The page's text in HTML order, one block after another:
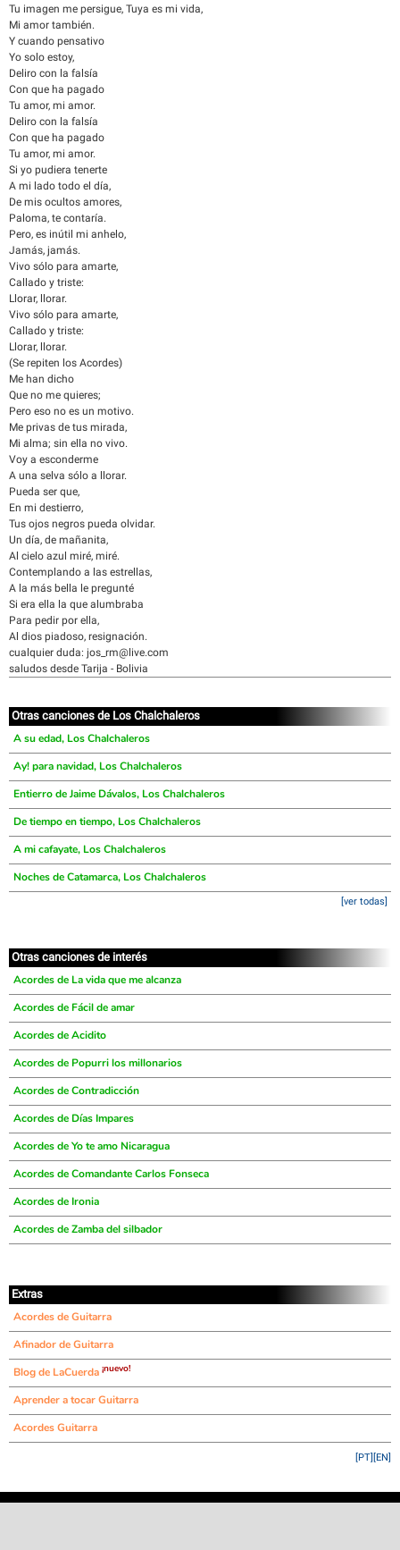
Tu imagen me persigue, Tuya es mi vida,
Mi amor también.
Y cuando pensativo
Yo solo estoy,
Deliro con la falsía
Con que ha pagado
Tu amor, mi amor.
Deliro con la falsía
Con que ha pagado
Tu amor, mi amor.
Si yo pudiera tenerte
A mi lado todo el día,
De mis ocultos amores,
Paloma, te contaría.
Pero, es inútil mi anhelo,
Jamás, jamás.
Vivo sólo para amarte,
Callado y triste:
Llorar, llorar.
Vivo sólo para amarte,
Callado y triste:
Llorar, llorar.
(Se repiten los Acordes)
Me han dicho
Que no me quieres;
Pero eso no es un motivo.
Me privas de tus mirada,
Mi alma; sin ella no vivo.
Voy a esconderme
A una selva sólo a llorar.
Pueda ser que,
En mi destierro,
Tus ojos negros pueda olvidar.
Un día, de mañanita,
Al cielo azul miré, miré.
Contemplando a las estrellas,
A la más bella le pregunté
Si era ella la que alumbraba
Para pedir por ella,
Al dios piadoso, resignación.
cualquier duda: jos_rm@live.com
saludos desde Tarija - Bolivia
Otras canciones de Los Chalchaleros
A su edad, Los Chalchaleros
Ay! para navidad, Los Chalchaleros
Entierro de Jaime Dávalos, Los Chalchaleros
De tiempo en tiempo, Los Chalchaleros
A mi cafayate, Los Chalchaleros
Noches de Catamarca, Los Chalchaleros
[ver todas]
Otras canciones de interés
Acordes de La vida que me alcanza
Acordes de Fácil de amar
Acordes de Acidito
Acordes de Popurri los millonarios
Acordes de Contradicción
Acordes de Días Impares
Acordes de Yo te amo Nicaragua
Acordes de Comandante Carlos Fonseca
Acordes de Ironia
Acordes de Zamba del silbador
Extras
Acordes de Guitarra
Afinador de Guitarra
Blog de LaCuerda ¡nuevo!
Aprender a tocar Guitarra
Acordes Guitarra
[EN]
[PT]